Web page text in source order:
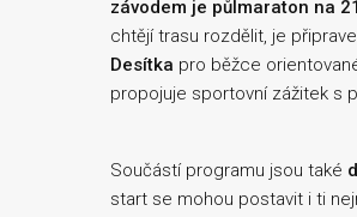
závodem je půlmaraton na
chtějí trasu rozdělit, je
Desítka pro běžce
propojuje sportovní zážitek s
Součástí programu jsou také
start se mohou postavit i ti